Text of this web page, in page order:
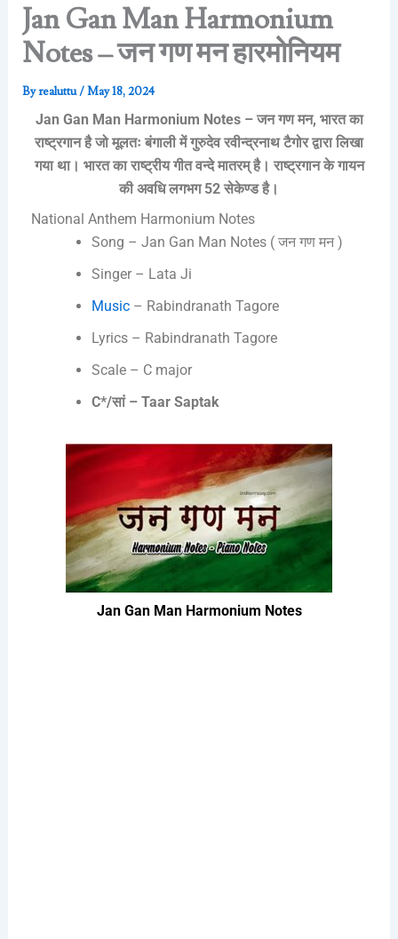
Jan Gan Man Harmonium
Notes – जन गण मन हारमोनियम
Byrealuttu/May 18, 2024
Jan Gan Man Harmonium Notes – जन गण मन, भारत का
राष्ट्रगान है जो मूलतः बंगाली में गुरुदेव रवीन्द्रनाथ टैगोर द्वारा लिखा
गया था। भारत का राष्ट्रीय गीत वन्दे मातरम्‌ है। राष्ट्रगान के गायन
की अवधि लगभग 52 सेकेण्ड है।
National Anthem Harmonium Notes
Song – Jan Gan Man Notes ( जन गण मन )
Singer – Lata Ji
Music– Rabindranath Tagore
Lyrics – Rabindranath Tagore
Scale – C major
C*/सां – Taar Saptak
Jan Gan Man Harmonium Notes